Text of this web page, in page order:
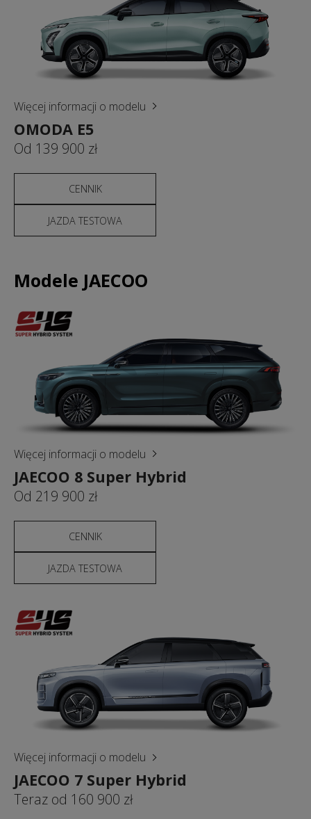
Więcej informacji o modelu
OMODA E5
Od 139 900 zł
CENNIK
JAZDA TESTOWA
Modele JAECOO
Więcej informacji o modelu
JAECOO 8 Super Hybrid
Od 219 900 zł
CENNIK
JAZDA TESTOWA
Więcej informacji o modelu
JAECOO 7 Super Hybrid
Teraz od 160 900 zł